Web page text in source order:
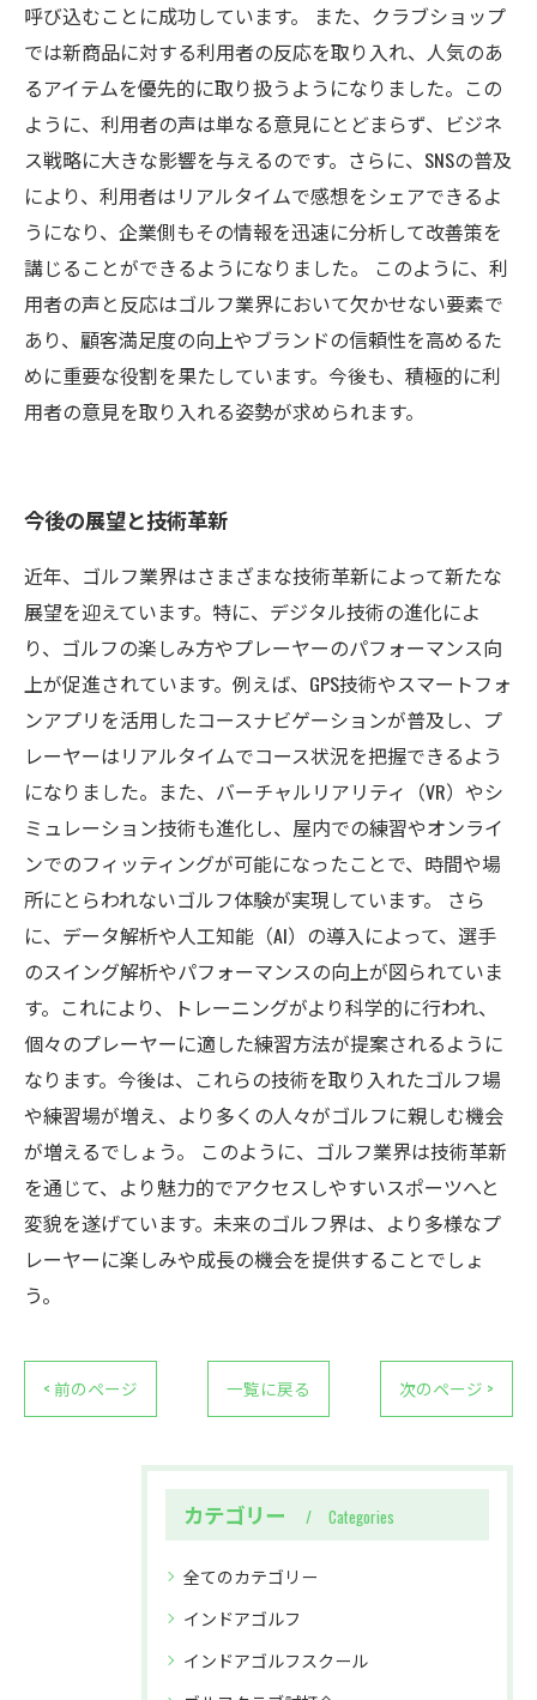
呼び込むことに成功しています。 また、クラブショップ
では新商品に対する利用者の反応を取り入れ、人気のあ
るアイテムを優先的に取り扱うようになりました。この
ように、利用者の声は単なる意見にとどまらず、ビジネ
ス戦略に大きな影響を与えるのです。さらに、SNSの普及
により、利用者はリアルタイムで感想をシェアできるよ
うになり、企業側もその情報を迅速に分析して改善策を
講じることができるようになりました。 このように、利
用者の声と反応はゴルフ業界において欠かせない要素で
あり、顧客満足度の向上やブランドの信頼性を高めるた
めに重要な役割を果たしています。今後も、積極的に利
用者の意見を取り入れる姿勢が求められます。
今後の展望と技術革新
近年、ゴルフ業界はさまざまな技術革新によって新たな
展望を迎えています。特に、デジタル技術の進化によ
り、ゴルフの楽しみ方やプレーヤーのパフォーマンス向
上が促進されています。例えば、GPS技術やスマートフォ
ンアプリを活用したコースナビゲーションが普及し、プ
レーヤーはリアルタイムでコース状況を把握できるよう
になりました。また、バーチャルリアリティ（VR）やシ
ミュレーション技術も進化し、屋内での練習やオンライ
ンでのフィッティングが可能になったことで、時間や場
所にとらわれないゴルフ体験が実現しています。 さら
に、データ解析や人工知能（AI）の導入によって、選手
のスイング解析やパフォーマンスの向上が図られていま
す。これにより、トレーニングがより科学的に行われ、
個々のプレーヤーに適した練習方法が提案されるように
なります。今後は、これらの技術を取り入れたゴルフ場
や練習場が増え、より多くの人々がゴルフに親しむ機会
が増えるでしょう。 このように、ゴルフ業界は技術革新
を通じて、より魅力的でアクセスしやすいスポーツへと
変貌を遂げています。未来のゴルフ界は、より多様なプ
レーヤーに楽しみや成長の機会を提供することでしょ
う。
< 前のページ 一覧に戻る 次のページ >
カテゴリー Categories
全てのカテゴリー
インドアゴルフ
インドアゴルフスクール